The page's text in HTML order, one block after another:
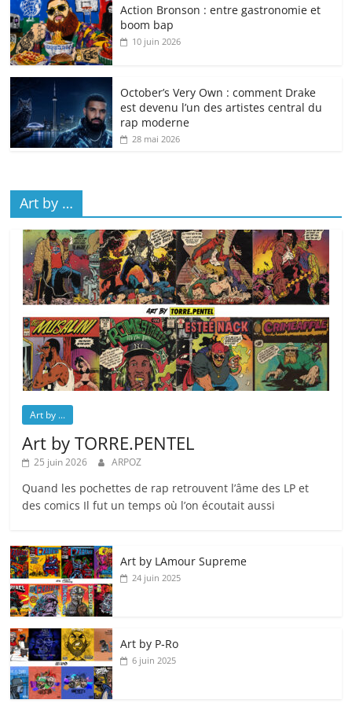
Action Bronson : entre gastronomie et
boom bap
10 juin 2026
October’s Very Own : comment Drake
est devenu l’un des artistes central du
rap moderne
28 mai 2026
Art by …
Art by ...
Art by TORRE.PENTEL
25 juin 2026 ARPOZ
Quand les pochettes de rap retrouvent l’âme des LP et
des comics Il fut un temps où l’on écoutait aussi
Art by LAmour Supreme
24 juin 2025
Art by P‑Ro
6 juin 2025